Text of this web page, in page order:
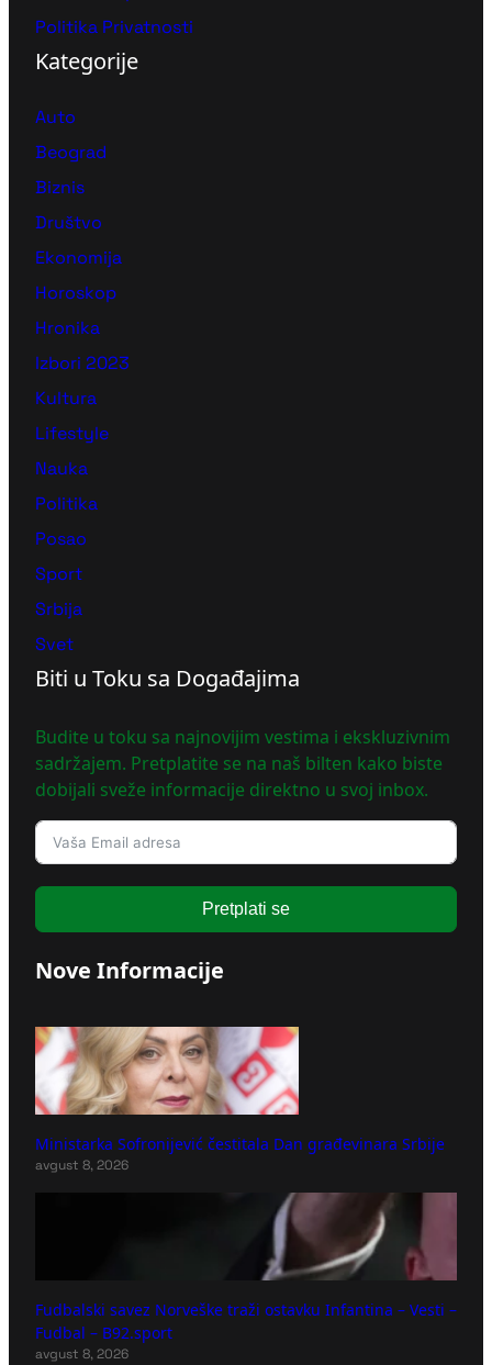
Politika Privatnosti
Kategorije
Auto
Beograd
Biznis
Društvo
Ekonomija
Horoskop
Hronika
Izbori 2023
Kultura
Lifestyle
Nauka
Politika
Posao
Sport
Srbija
Svet
Biti u Toku sa Događajima
Budite u toku sa najnovijim vestima i ekskluzivnim
sadržajem. Pretplatite se na naš bilten kako biste
dobijali sveže informacije direktno u svoj inbox.
Pretplati se
Nove Informacije
Ministarka Sofronijević čestitala Dan građevinara Srbije
avgust 8, 2026
Fudbalski savez Norveške traži ostavku Infantina – Vesti –
Fudbal – B92.sport
avgust 8, 2026